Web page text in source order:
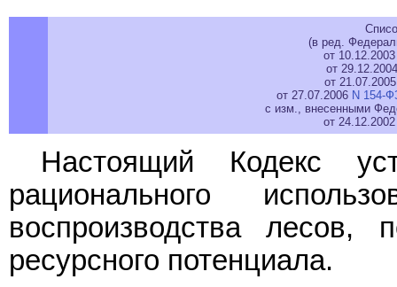
(в ред.
от
от
от
от 27.07.2006 N 154-
с изм., внесенными
от
Настоящий Кодекс
рационального
воспроизводства лесов,
ресурсного потенциала.